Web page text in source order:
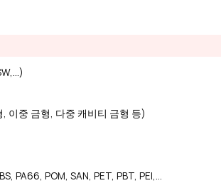
이중 금형, 다중 캐비티 금형 등)
PA66, POM, SAN, PET, PBT, PEI,…